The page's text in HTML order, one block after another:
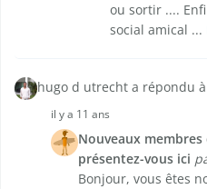
ou sortir ....
social amical ...
hugo d utrecht a répondu
il y a 11 ans
Nouveaux
présentez-vous ici
Bonjour, vous êtes